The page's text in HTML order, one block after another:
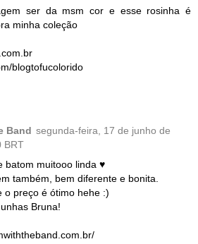
ser da msm cor e esse rosinha é
minha coleção
blogtofucolorido
Band segunda-feira, 17 de junho de
BRT
batom muitooo linda ♥
também, bem diferente e bonita.
o preço é ótimo hehe :)
Bruna!